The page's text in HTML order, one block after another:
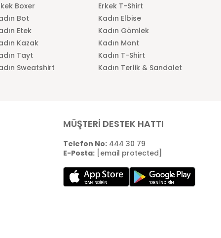
Boxer
Erkek T-Shirt
Bot
Kadın Elbise
Etek
Kadın Gömlek
Kazak
Kadın Mont
Tayt
Kadın T-Shirt
Sweatshirt Kadın Terlik & Sandalet
MÜŞTERİ DESTEK HATTI
Telefon No:444 30 79
E-Posta: [email protected]